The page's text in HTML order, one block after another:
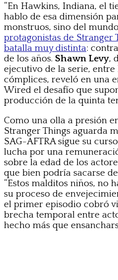
“En Hawkins, Indiana, el
hablo de esa dimensión
monstruos, sino del
protagonistas de Stranger
batalla muy distinta:
de los años. Shawn Levy,
ejecutivo de la serie, entre
cómplices, reveló en una
Wired el desafío que
producción de la quinta
Como una olla a presión
Stranger Things aguarda
SAG-AFTRA sigue su
lucha por una
sobre la edad de los
que bien podría sacarse
“Estos malditos niños, no
su proceso de
el primer episodio cobró
brecha temporal entre
hecho más que